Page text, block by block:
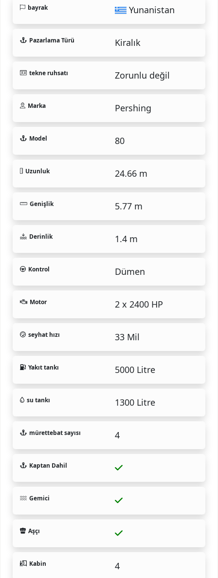
bayrak Yunanistan
Pazarlama Türü Kiralık
tekne ruhsatı Zorunlu değil
Marka Pershing
Model 80
Uzunluk 24.66 m
Genişlik 5.77 m
Derinlik 1.4 m
Kontrol Dümen
Motor 2 x 2400 HP
seyhat hızı 33 Mil
Yakıt tankı 5000 Litre
su tankı 1300 Litre
mürettebat sayısı 4
Kaptan Dahil
Gemici
Aşçı
Kabin 4